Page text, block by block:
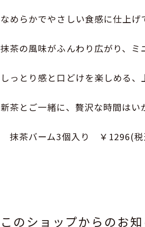
なめらかでやさしい食感に仕上げ
抹茶の風味がふんわり広がり、ミ
しっとり感と口どけを楽しめる、
新茶とご一緒に、贅沢な時間はい
抹茶バーム3個入り ￥1296(税
このショップからのお